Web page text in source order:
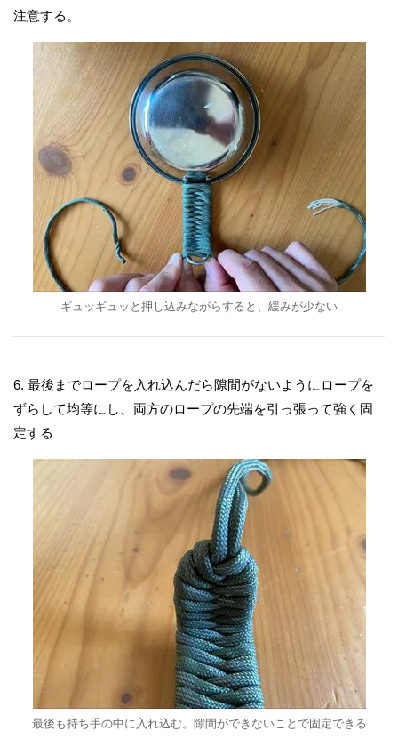
注意する。
ギュッギュッと押し込みながらすると、緩みが少ない
6. 最後までロープを入れ込んだら隙間がないようにロープを
ずらして均等にし、両方のロープの先端を引っ張って強く固
定する
最後も持ち手の中に入れ込む。隙間ができないことで固定できる